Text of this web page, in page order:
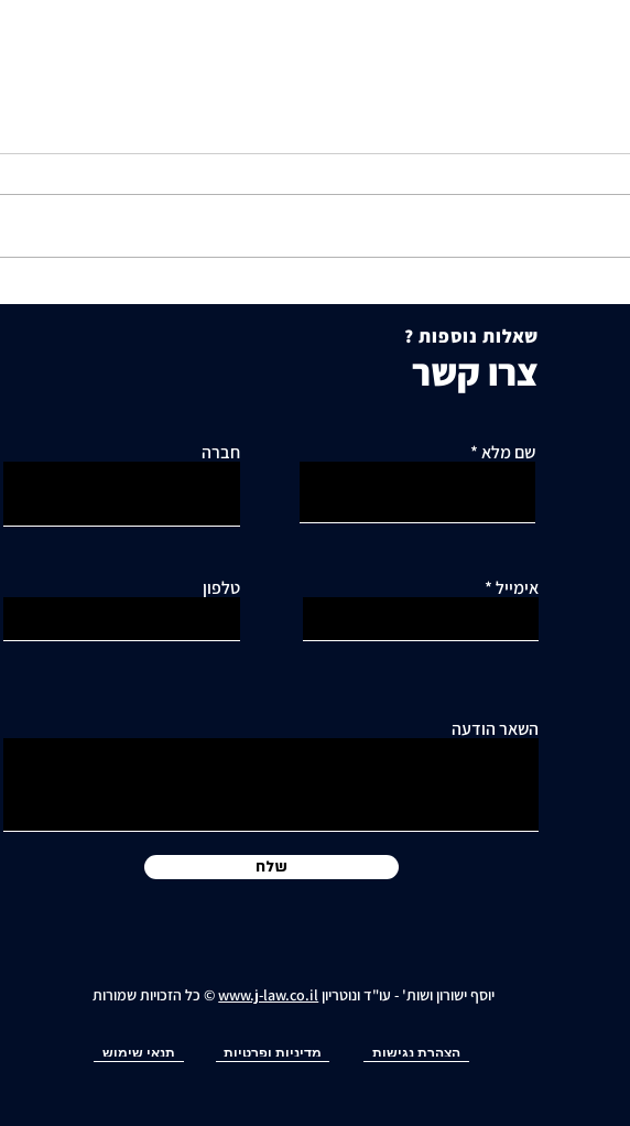
שאלות נוספות ?
צרו קשר
חברה שם מלא
טלפון אימייל
השאר הודעה
שלח
יוסף ישורון ושות' - עו"ד ונוטריוןwww.j-law.co.il© כל הזכויות שמורות
תנאי שימוש מדיניות ופרטיות הצהרת נגישות